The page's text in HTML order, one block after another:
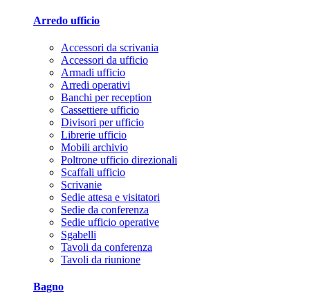
Arredo ufficio
Accessori da scrivania
Accessori da ufficio
Armadi ufficio
Arredi operativi
Banchi per reception
Cassettiere ufficio
Divisori per ufficio
Librerie ufficio
Mobili archivio
Poltrone ufficio direzionali
Scaffali ufficio
Scrivanie
Sedie attesa e visitatori
Sedie da conferenza
Sedie ufficio operative
Sgabelli
Tavoli da conferenza
Tavoli da riunione
Bagno